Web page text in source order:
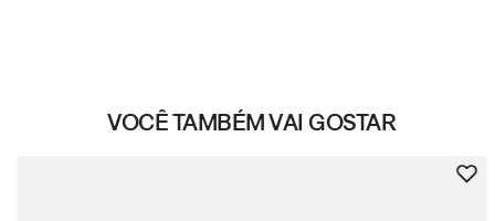
VOCÊ TAMBÉM VAI GOSTAR